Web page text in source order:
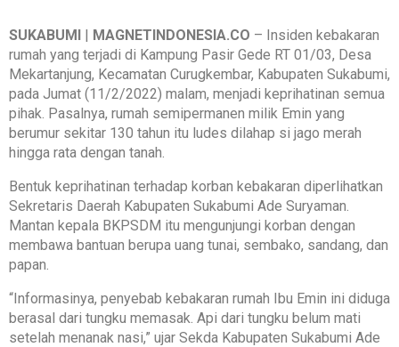
SUKABUMI | MAGNETINDONESIA.CO – Insiden kebakaran
rumah yang terjadi di Kampung Pasir Gede RT 01/03, Desa
Mekartanjung, Kecamatan Curugkembar, Kabupaten Sukabumi,
pada Jumat (11/2/2022) malam, menjadi keprihatinan semua
pihak. Pasalnya, rumah semipermanen milik Emin yang
berumur sekitar 130 tahun itu ludes dilahap si jago merah
hingga rata dengan tanah.
Bentuk keprihatinan terhadap korban kebakaran diperlihatkan
Sekretaris Daerah Kabupaten Sukabumi Ade Suryaman.
Mantan kepala BKPSDM itu mengunjungi korban dengan
membawa bantuan berupa uang tunai, sembako, sandang, dan
papan.
“Informasinya, penyebab kebakaran rumah Ibu Emin ini diduga
berasal dari tungku memasak. Api dari tungku belum mati
setelah menanak nasi,” ujar Sekda Kabupaten Sukabumi Ade